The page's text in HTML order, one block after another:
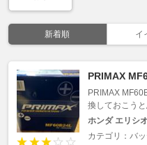
新着順 イ
PRIMAX
PRIMAX
換しておこうと
ホンダ エリシ
カテゴリ：バ